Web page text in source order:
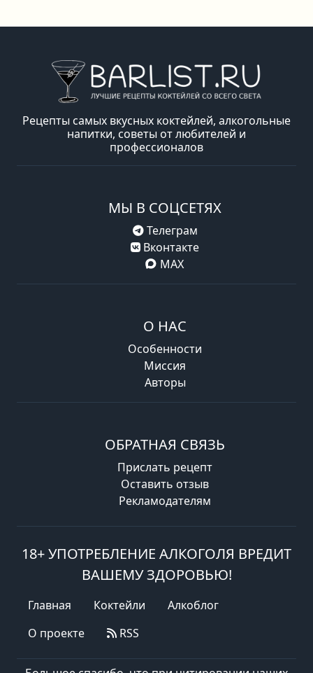
Рецепты самых вкусных коктейлей, алкогольные
напитки, советы от любителей и
профессионалов
МЫ В СОЦСЕТЯХ
Телеграм
Вконтакте
MAX
О НАС
Особенности
Миссия
Авторы
ОБРАТНАЯ СВЯЗЬ
Прислать рецепт
Оставить отзыв
Рекламодателям
18+ УПОТРЕБЛЕНИЕ АЛКОГОЛЯ ВРЕДИТ
ВАШЕМУ ЗДОРОВЬЮ!
Главная Коктейли
Алкоблог
О проекте
RSS